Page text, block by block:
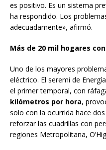
es positivo. Es un sistema
ha respondido. Los
adecuadamente», afirmó.
Más de 20 mil hogares
Uno de los mayores
eléctrico. El seremi de
el primer temporal, con
kilómetros por hora,
solo con la ocurrida hace
reforzar las cuadrillas con
regiones Metropolitana,